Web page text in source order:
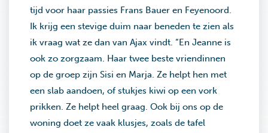
tijd voor haar passies Frans Bauer en Feyenoord.
Ik krijg een stevige duim naar beneden te zien als
ik vraag wat ze dan van Ajax vindt. “En Jeanne is
ook zo zorgzaam. Haar twee beste vriendinnen
op de groep zijn Sisi en Marja. Ze helpt hen met
een slab aandoen, of stukjes kiwi op een vork
prikken. Ze helpt heel graag. Ook bij ons op de
woning doet ze vaak klusjes, zoals de tafel